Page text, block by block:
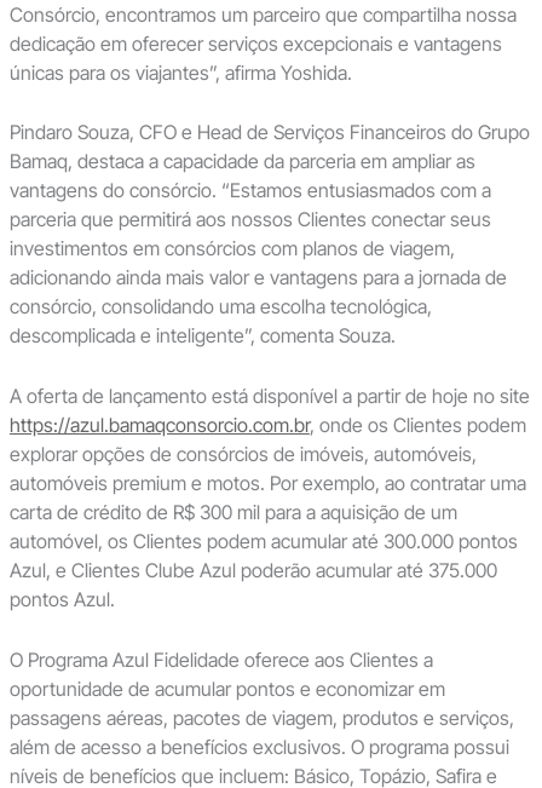
Consórcio, encontramos um parceiro que compartilha nossa
dedicação em oferecer serviços excepcionais e vantagens
únicas para os viajantes”, afirma Yoshida.
Pindaro Souza, CFO e Head de Serviços Financeiros do Grupo
Bamaq, destaca a capacidade da parceria em ampliar as
vantagens do consórcio. “Estamos entusiasmados com a
parceria que permitirá aos nossos Clientes conectar seus
investimentos em consórcios com planos de viagem,
adicionando ainda mais valor e vantagens para a jornada de
consórcio, consolidando uma escolha tecnológica,
descomplicada e inteligente”, comenta Souza.
A oferta de lançamento está disponível a partir de hoje no site
https://azul.bamaqconsorcio.com.br, onde os Clientes podem
explorar opções de consórcios de imóveis, automóveis,
automóveis premium e motos. Por exemplo, ao contratar uma
carta de crédito de R$ 300 mil para a aquisição de um
automóvel, os Clientes podem acumular até 300.000 pontos
Azul, e Clientes Clube Azul poderão acumular até 375.000
pontos Azul.
O Programa Azul Fidelidade oferece aos Clientes a
oportunidade de acumular pontos e economizar em
passagens aéreas, pacotes de viagem, produtos e serviços,
além de acesso a benefícios exclusivos. O programa possui
níveis de benefícios que incluem: Básico, Topázio, Safira e